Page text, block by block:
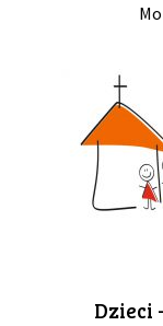
Dzieci